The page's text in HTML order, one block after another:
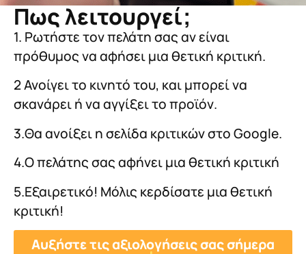
Πως λειτουργεί;
1. Ρωτήστε τον πελάτη σας αν είναι
πρόθυμος να αφήσει μια θετική κριτική.
2 Ανοίγει το κινητό του, και μπορεί να
σκανάρει ή να αγγίξει το προϊόν.
3.Θα ανοίξει η σελίδα κριτικών στο Google.
4.Ο πελάτης σας αφήνει μια θετική κριτική
5.Εξαιρετικό! Μόλις κερδίσατε μια θετική
κριτική!
Αυξήστε τις αξιολογήσεις σας σήμερα